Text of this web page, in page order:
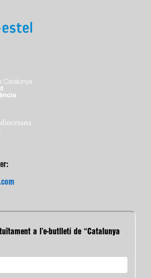
a l’e-butlletí de “Catalunya